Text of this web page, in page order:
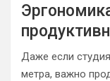
Даже если
метра, важно